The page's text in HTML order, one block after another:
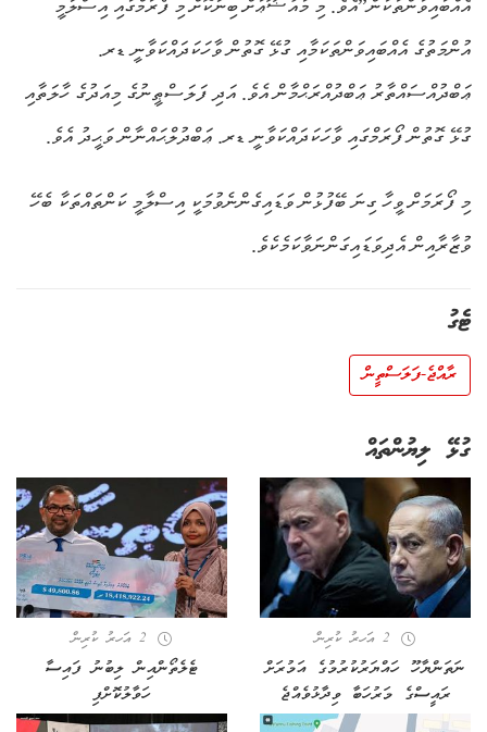
އެއްބައިވަންތަކަން”އެވެ. މި މައުޟޫޢަށް ބިނާކޮށް މި ފޯރަމްގައި އިސްލާމީ
އުންމަތުގެ އެއްބައިވަންތަކަމާއި ގުޅޭ ގޮތުން ވާހަކަދައްކަވާނީ ޑރ.
ޢަބްދުއްސައްތާރު ޢަބްދުއްރަޙްމާން އެވެ. އަދި ފަލަސްޠީނުގެ މިއަދުގެ ހާލަތާއި
ގުޅޭ ގޮތުން ފޯރަމްގައި ވާހަކަދައްކަވާނީ ޑރ. ޢަބްދުލްޙައްނާން ވަޙީދު އެވެ.
މި ފޯރަމަށް ވީހާ ގިނަ ބޭފުޅުން ވަޑައިގެންނެވުމަކީ އިސްލާމީ ކަންތައްތަކާ ބެހޭ
ވުޒާރާއިން އެދިވަޑައިގަންނަވާކަމެކެވެ.
ޓެގު
ރާއްޖެ-ފަލަސްތީން
ގުޅޭ ލިޔުންތައް
2 އަހރު ކުރިން
ނަތަންޔާހޫ ހައްޔަރުކުރުމުގެ އަމުރަށް
ރައީސްގެ މަރުހަބާ ވިދާޅުވެއްޖެ
2 އަހރު ކުރިން
ޓެލެތޯންއިން ލިބުނު ފައިސާ
ހަވާލުކޮށްފި